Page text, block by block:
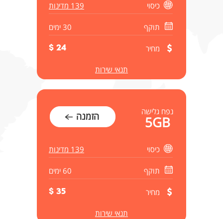
כיסוי 139 מדינות
תוקף 30 ימים
מחיר 24 $
תנאי שירות
נפח גלישה
5GB הזמנה
כיסוי 139 מדינות
תוקף 60 ימים
מחיר 35 $
תנאי שירות